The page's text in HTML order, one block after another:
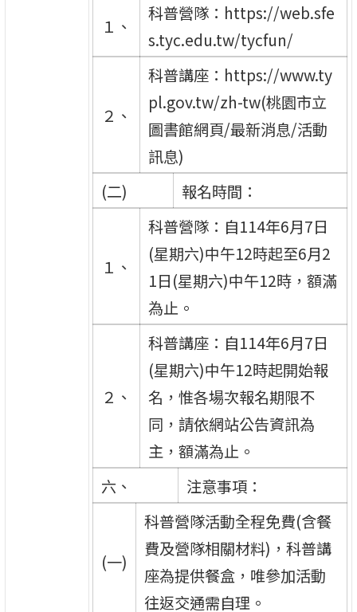
１、
科普營隊：https://web.sfe
s.tyc.edu.tw/tycfun/
２、
科普講座：https://www.ty
pl.gov.tw/zh-tw(桃園市立
圖書館網頁/最新消息/活動
訊息)
(二)
報名時間：
１、
科普營隊：自114年6月7日
(星期六)中午12時起至6月2
1日(星期六)中午12時，額滿
為止。
２、
科普講座：自114年6月7日
(星期六)中午12時起開始報
名，惟各場次報名期限不
同，請依網站公告資訊為
主，額滿為止。
六、
注意事項：
(一)
科普營隊活動全程免費(含餐
費及營隊相關材料)，科普講
座為提供餐盒，唯參加活動
往返交通需自理。